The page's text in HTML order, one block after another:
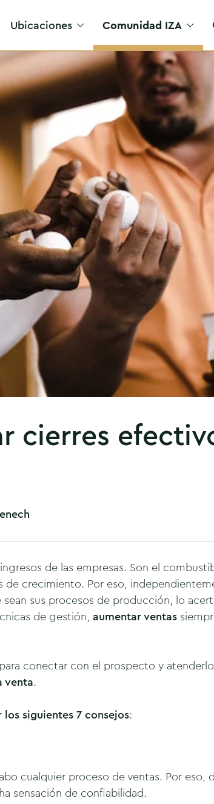
Ubicaciones Comunidad IZA
Acceso VIP
cierres
de las empresas. Son el
de crecimiento. Por eso,
sus procesos de producción, lo
de gestión, aumentar ventas
conectar con el prospecto y
venta.
siguientes 7 consejos:
cualquier proceso de ventas. Por
sensación de confiabilidad.